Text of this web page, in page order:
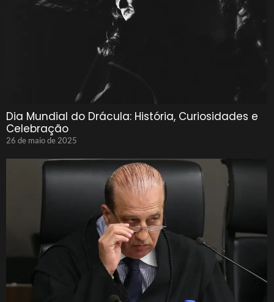
Dia Mundial do Drácula: História, Curiosidades e
Celebração
26 de maio de 2025